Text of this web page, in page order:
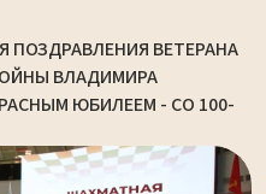
ВЕТЕРАНА
ВЛАДИМИРА
ЮБИЛЕЕМ - СО 100-